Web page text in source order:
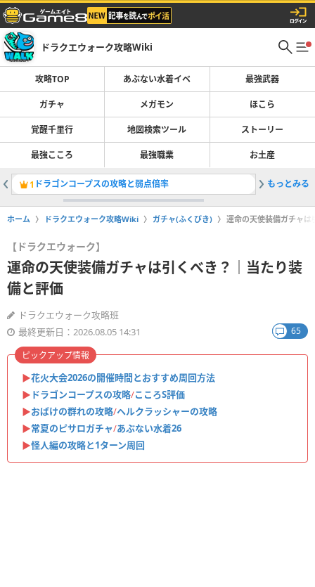
ドラクエウォーク攻略Wiki
攻略TOP あぶない水着イベ 最強武器
ガチャ メガモン ほこら
覚醒千里行 地図検索ツール ストーリー
最強こころ 最強職業 お土産
1 ドラゴンコープスの攻略と弱点倍率 2最強武
もっとみる
ホーム ドラクエウォーク攻略Wiki ガチャ(ふくびき) 運命の天使装備ガチャ
【ドラクエウォーク】
運命の天使装備ガチャは引くべき？｜当たり装
備と評価
ドラクエウォーク攻略班
最終更新日：2026.08.05 14:31
65
▶︎花火大会2026の開催時間とおすすめ周回方法
▶︎ ドラゴンコープスの攻略/こころS評価
▶︎おばけの群れの攻略/ヘルクラッシャーの攻略
▶︎常夏のピサロガチャ/あぶない水着26
▶︎怪人編の攻略と1ターン周回
ピックアップ情報